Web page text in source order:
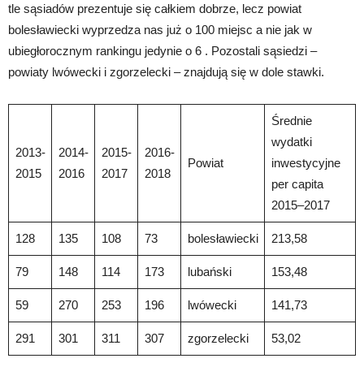
tle sąsiadów prezentuje się całkiem dobrze, lecz powiat
bolesławiecki wyprzedza nas już o 100 miejsc a nie jak w
ubiegłorocznym rankingu jedynie o 6 . Pozostali sąsiedzi –
powiaty lwówecki i zgorzelecki – znajdują się w dole stawki.
2013-
2015
2014-
2016
2015-
2017
2016-
2018
Powiat
Średnie
wydatki
inwestycyjne
per capita
2015–2017
128 135 108 73 bolesławiecki 213,58
79 148 114 173 lubański 153,48
59 270 253 196 lwówecki 141,73
291 301 311 307 zgorzelecki 53,02